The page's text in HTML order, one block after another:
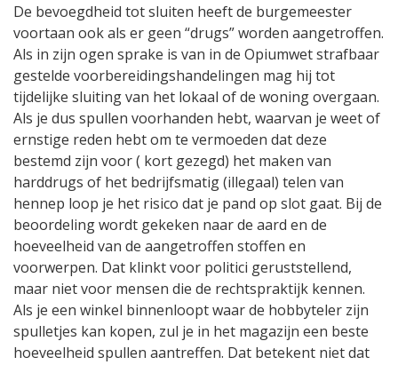
De bevoegdheid tot sluiten heeft de burgemeester
voortaan ook als er geen “drugs” worden aangetroffen.
Als in zijn ogen sprake is van in de Opiumwet strafbaar
gestelde voorbereidingshandelingen mag hij tot
tijdelijke sluiting van het lokaal of de woning overgaan.
Als je dus spullen voorhanden hebt, waarvan je weet of
ernstige reden hebt om te vermoeden dat deze
bestemd zijn voor ( kort gezegd) het maken van
harddrugs of het bedrijfsmatig (illegaal) telen van
hennep loop je het risico dat je pand op slot gaat. Bij de
beoordeling wordt gekeken naar de aard en de
hoeveelheid van de aangetroffen stoffen en
voorwerpen. Dat klinkt voor politici geruststellend,
maar niet voor mensen die de rechtspraktijk kennen.
Als je een winkel binnenloopt waar de hobbyteler zijn
spulletjes kan kopen, zul je in het magazijn een beste
hoeveelheid spullen aantreffen. Dat betekent niet dat